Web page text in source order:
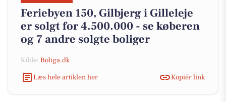
Feriebyen 150, Gilbjerg i Gilleleje
er solgt for 4.500.000 - se køberen
og 7 andre solgte boliger
Kilde: Boliga.dk
Læs hele artiklen her
Kopiér link